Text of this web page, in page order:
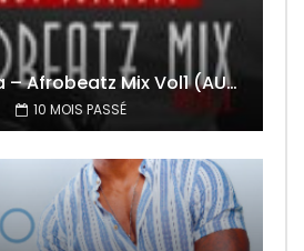
DjMaphorisa – Afrobeatz Mix Vol1 (AUDIO)
10 MOIS PASSÉ